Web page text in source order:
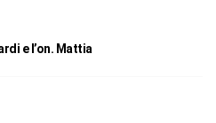
e l’on. Mattia